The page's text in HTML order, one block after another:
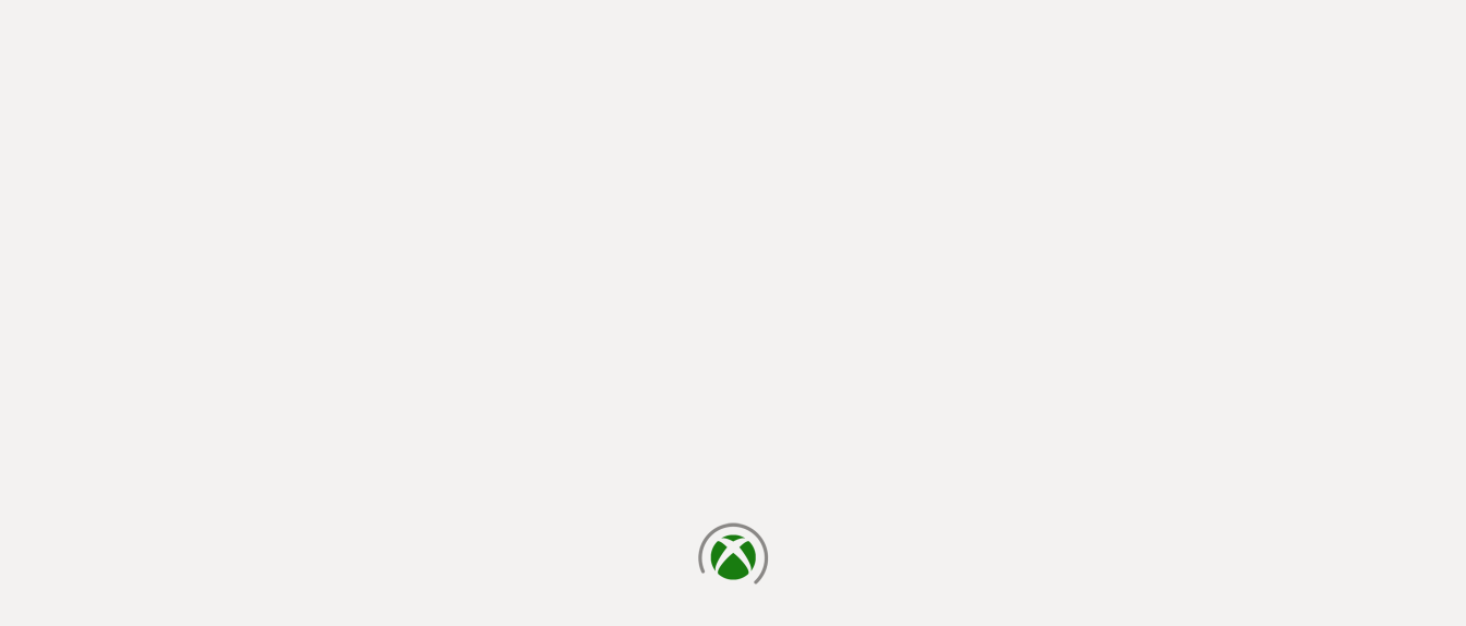
يتم الآن التحميل